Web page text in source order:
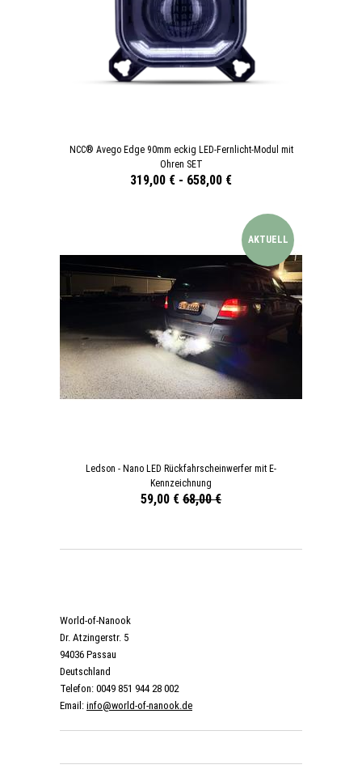
NCC® Avego Edge 90mm eckig LED-Fernlicht-Modul mit
Ohren SET
319,00 € - 658,00 €
AKTUELL
Ledson - Nano LED Rückfahrscheinwerfer mit E-
Kennzeichnung
59,00 € 68,00 €
World-of-Nanook
Dr. Atzingerstr. 5
94036 Passau
Deutschland
Telefon: 0049 851 944 28 002
Email: info@world-of-nanook.de